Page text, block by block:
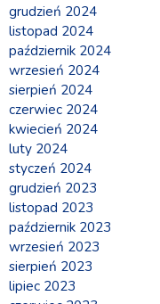
grudzień 2024
listopad 2024
październik 2024
wrzesień 2024
sierpień 2024
czerwiec 2024
kwiecień 2024
luty 2024
styczeń 2024
grudzień 2023
listopad 2023
październik 2023
wrzesień 2023
sierpień 2023
lipiec 2023